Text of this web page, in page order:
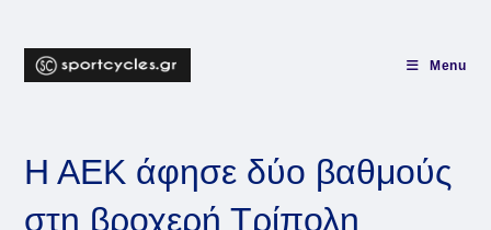
content
Menu
Η ΑΕΚ άφησε δύο βαθμούς
στη βροχερή Τρίπολη